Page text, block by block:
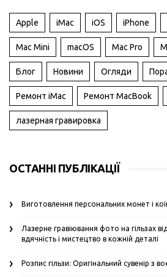
Apple iMac iOS iPhone
Mac Mini macOS Mac Pro
Блог Новини Огляди
Ремонт iMac Ремонт MacBook
лазерная гравировка
ОСТАННІ ПУБЛІКАЦІЇ
Виготовлення персональних монет і
Лазерне гравіювання фото на гільзах
вдячність і мистецтво в кожній деталі
Розпис гільзи: Оригінальний сувенір з